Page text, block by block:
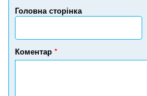
Головна сторінка
т
л
е
ф
Коментар *